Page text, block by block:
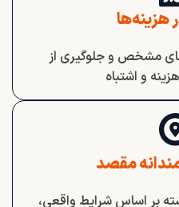
هزینه‌ها
مشخص و جلوگیری از
و اشتباه
مقصد
بر اساس شرایط واقعی،